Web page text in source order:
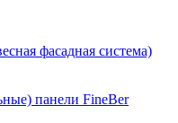
фасадная система)
панели FineBer